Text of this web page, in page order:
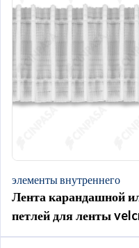
элементы внутреннего
Лента карандашной
петлей для ленты